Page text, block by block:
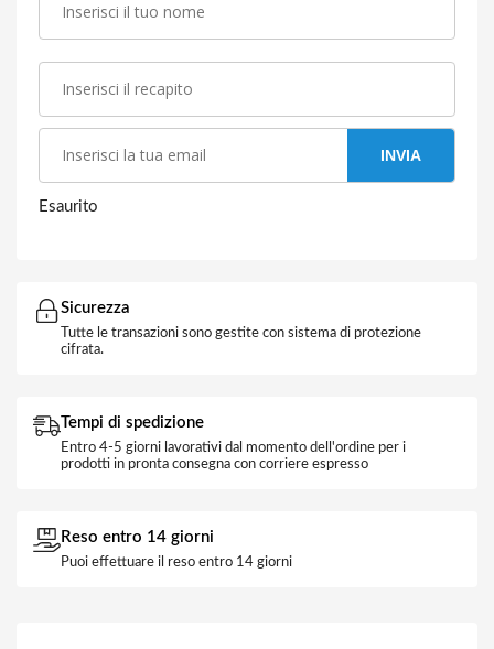
INVIA
Esaurito
Sicurezza
Tutte le transazioni sono gestite con sistema di protezione
cifrata.
Tempi di spedizione
Entro 4-5 giorni lavorativi dal momento dell'ordine per i
prodotti in pronta consegna con corriere espresso
Reso entro 14 giorni
Puoi effettuare il reso entro 14 giorni